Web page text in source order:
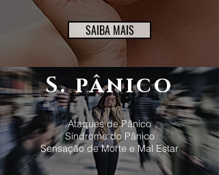
SAIBA MAIS
S. pânico
Ataques de Pânico
Síndrome do Pânico
Sensação de Morte e Mal Estar